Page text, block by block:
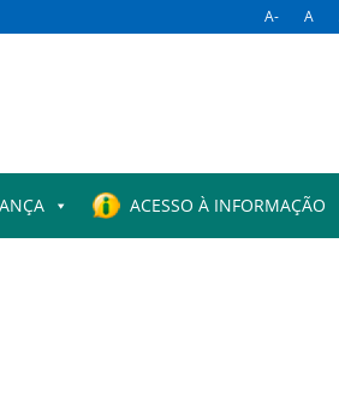
A- A
ACESSO À INFORMAÇÃO